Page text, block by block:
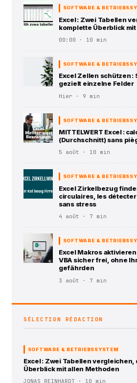
SOFTWARE &
Excel : Zwei Tabellen
komplette Überblick
00:00 · 10 min
SOFTWARE &
Excel Zellen schützen :
gezielt einzelne Felder
Hier · 9 min
SOFTWARE &
MITTELWERT Excel :
(Durchschnitt) sans
5 août · 10 min
SOFTWARE &
Excel Zirkelbezug
circulaires, les
sans stress
4 août · 7 min
SOFTWARE &
Excel Makros
VBA sicher frei, ohne
gefährden
3 août · 7 min
SÉLECTION RÉDACTION
SOFTWARE & BETRIEBSSYSTEM
Excel : Zwei Tabellen
Überblick mit allen Methoden
JONAS REINHARDT · 10 min